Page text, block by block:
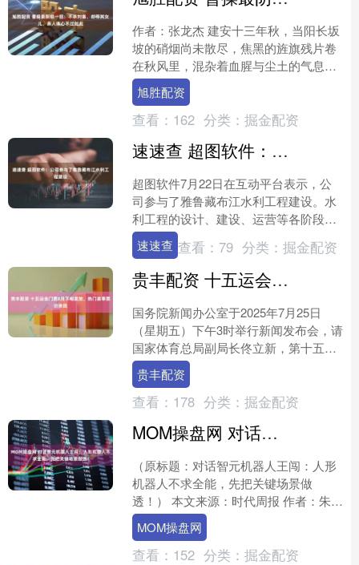
作者：张龙杰 建安十三年秋，当阳长坂
坡的硝烟尚未散尽，焦黑的旌旗残片卷
在秋风里，混杂着血腥与尘土的气息，
弥漫在整片旷野之上。曹操南征荆州，
刘琮不战而降，刘备携十....
旭胜配资
查看： 162 分类： 掘金配资
速速查 超图软件：公司参与了雅鲁藏布江水利工程建设
超图软件7月22日在互动平台表示，公
司参与了雅鲁藏布江水利工程建设。水
利工程的设计、建设、运营等各阶段都
有公司的业务机会。....
速速查 查看： 79 分类：掘金配资
贵丰配资 十五运会门票8月下旬发放，热门赛事票价亲民
国务院新闻办公室于2025年7月25日
（星期五）下午3时举行新闻发布会，请
国家体育总局副局长佟立新，第十五届
全国运动会组织委员会副主任、广东省
委常委王曦，第十五....
贵丰配资
查看： 178 分类： 掘金配资
MOM操盘网 对话智元机器人王闯：人形机器人不求全能，先把关键场景做透！
（原标题：对话智元机器人王闯：人形
机器人不求全能，先把关键场景做
透！） 本文来源：时代周报 作者：朱成
呈 在2025年世界人工智能大会
（WAIC）期间，智元机器....
MOM操盘网
查看： 152 分类： 掘金配资